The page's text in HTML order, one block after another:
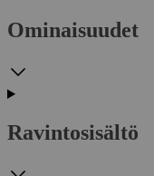
Ominaisuudet
Ravintosisältö